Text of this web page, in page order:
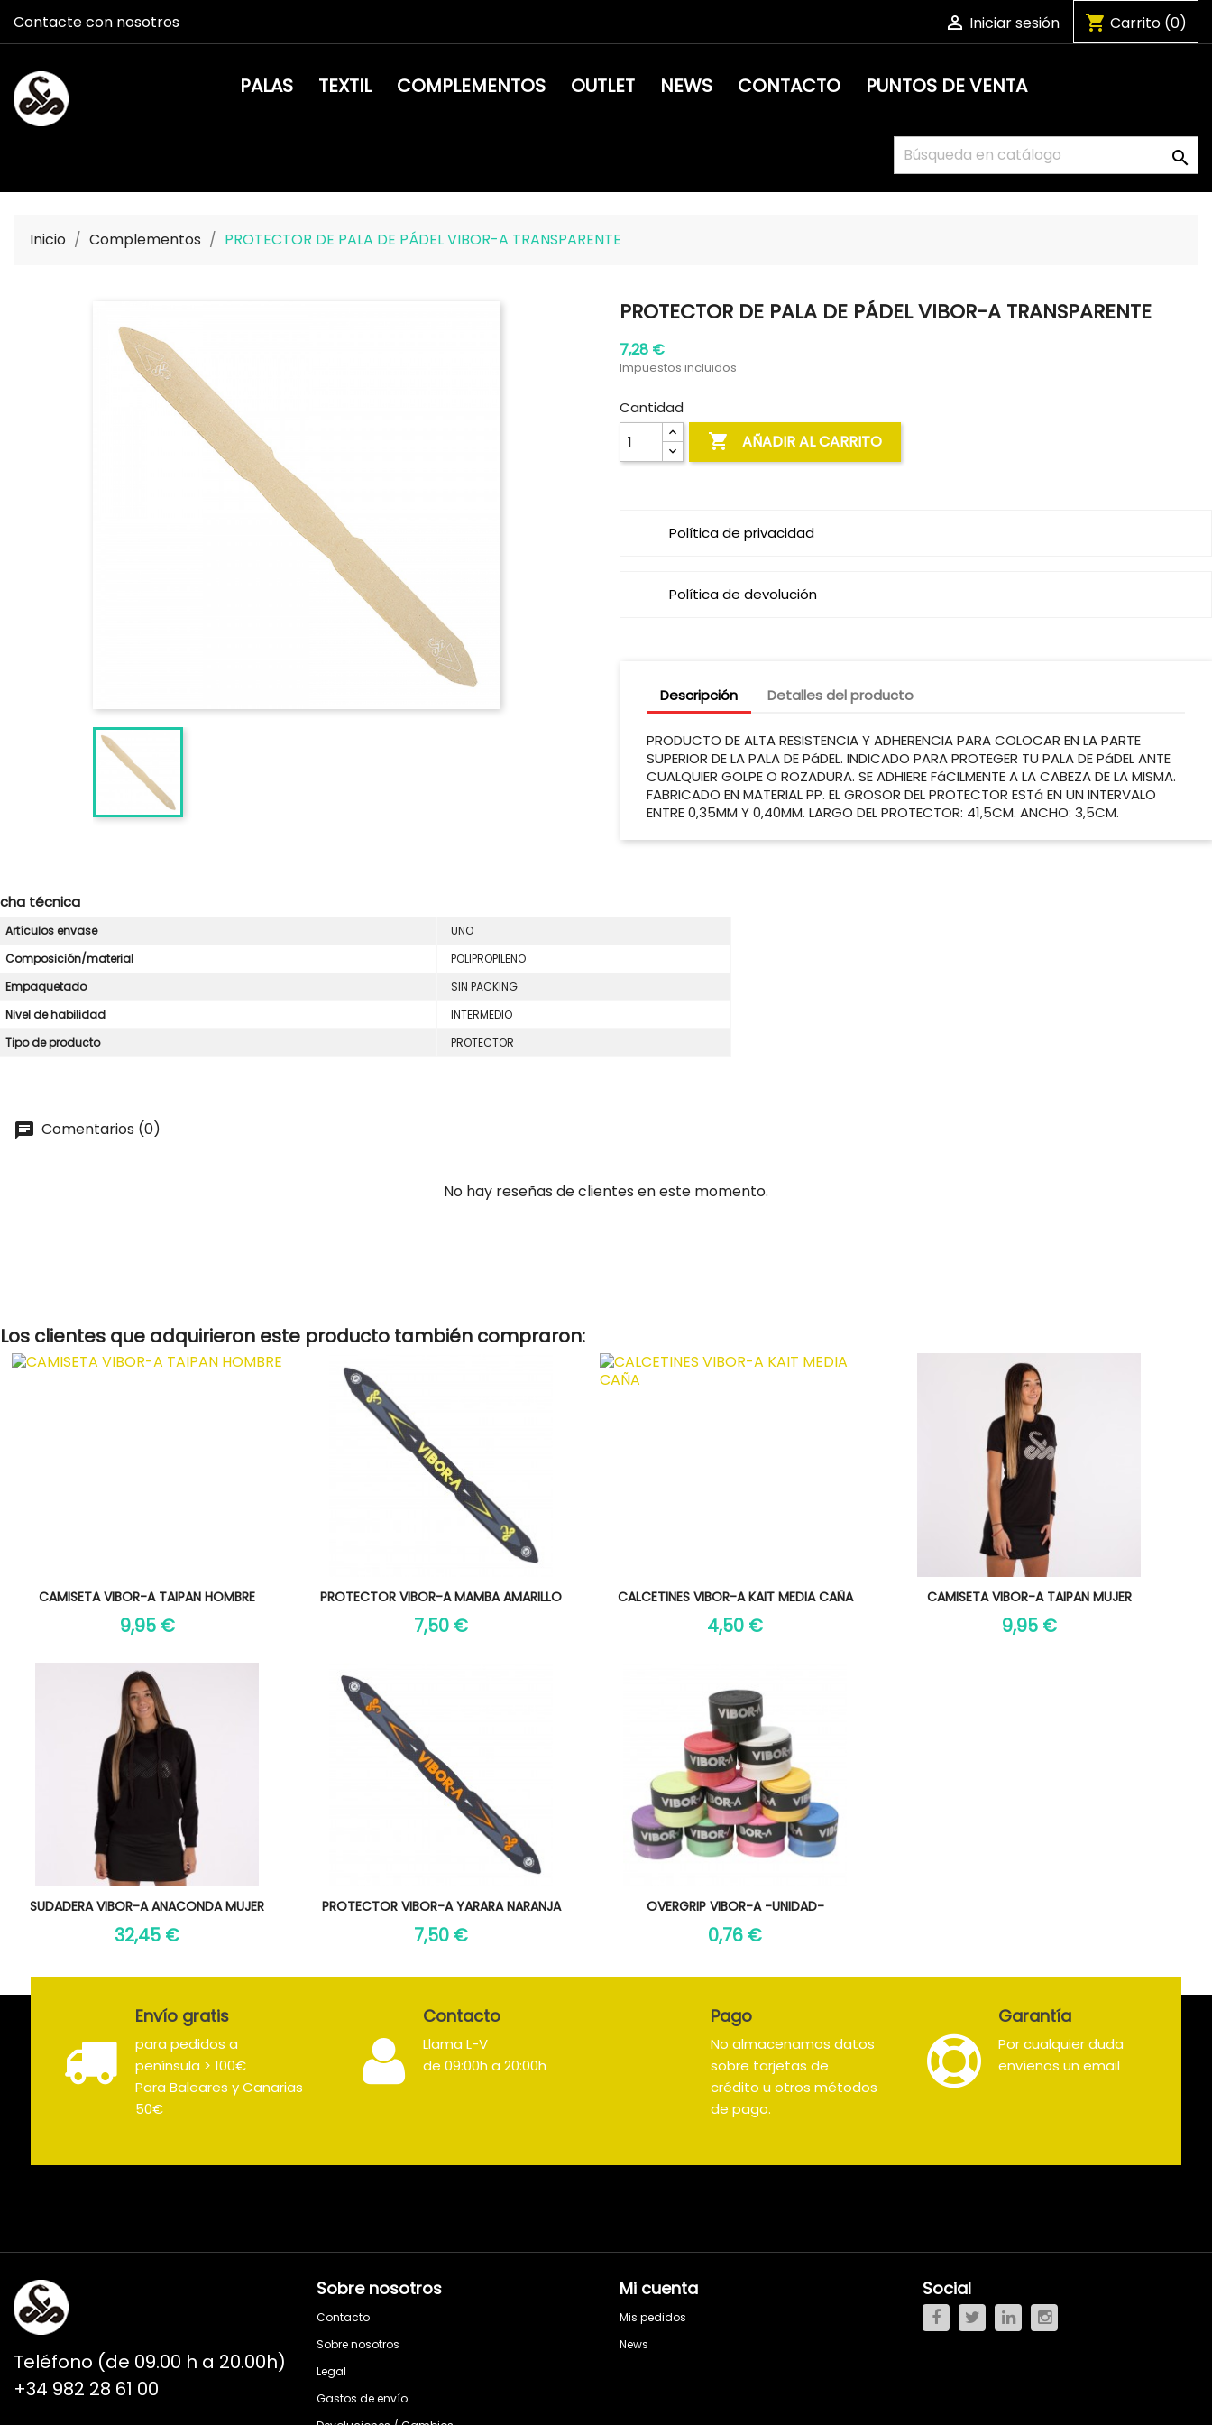
Contacte con nosotros  Iniciar sesión shopping_cart Carrito (0)
PALAS TEXTIL COMPLEMENTOS OUTLET NEWS CONTACTO PUNTOS DE VENTA

Inicio Complementos PROTECTOR DE PALA DE PÁDEL VIBOR-A TRANSPARENTE
PROTECTOR DE PALA DE PÁDEL VIBOR-A TRANSPARENTE
7,28 €
Impuestos incluidos
Cantidad
 AÑADIR AL CARRITO
Política de privacidad
Política de devolución
Descripción Detalles del producto
PRODUCTO DE ALTA RESISTENCIA Y ADHERENCIA PARA COLOCAR EN LA PARTE
SUPERIOR DE LA PALA DE PáDEL. INDICADO PARA PROTEGER TU PALA DE PáDEL ANTE
CUALQUIER GOLPE O ROZADURA. SE ADHIERE FáCILMENTE A LA CABEZA DE LA MISMA.
FABRICADO EN MATERIAL PP. EL GROSOR DEL PROTECTOR ESTá EN UN INTERVALO
ENTRE 0,35MM Y 0,40MM. LARGO DEL PROTECTOR: 41,5CM. ANCHO: 3,5CM.
técnica
Artículos envase
UNO
Composición/material
POLIPROPILENO
Empaquetado
SIN PACKING
Nivel de habilidad
INTERMEDIO
Tipo de producto
PROTECTOR
Comentarios (0)
No hay reseñas de clientes en este momento.
Los clientes que adquirieron este producto también compraron:
CAMISETA VIBOR-A TAIPAN HOMBRE
9,95 €
Vista rápida PROTECTOR VIBOR-A MAMBA AMARILLO
7,50 €
Vista rápida CALCETINES VIBOR-A KAIT MEDIA CAÑA
4,50 €
Vista rápida CAMISETA VIBOR-A TAIPAN MUJER
9,95 €
Vista rápida
SUDADERA VIBOR-A ANACONDA MUJER
32,45 €
Vista rápida PROTECTOR VIBOR-A YARARA NARANJA
7,50 €
Vista rápida OVERGRIP VIBOR-A -UNIDAD-
0,76 €
Vista rápida
Envío gratis
para pedidos a
península > 100€
Para Baleares y Canarias
50€
Contacto
Llama L-V
de 09:00h a 20:00h
Pago
No almacenamos datos
sobre tarjetas de
crédito u otros métodos
de pago.
Garantía
Por cualquier duda
envíenos un email
Teléfono (de 09.00 h a 20.00h)
+34 982 28 61 00
Sobre nosotros
Contacto
Sobre nosotros
Legal
Gastos de envío
Mi cuenta
Mis pedidos
News
Social